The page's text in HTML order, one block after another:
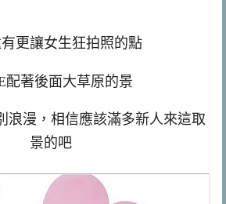
更讓女生狂拍照的點
配著後面大草原的景
浪漫，相信應該滿多新人來這取
景的吧